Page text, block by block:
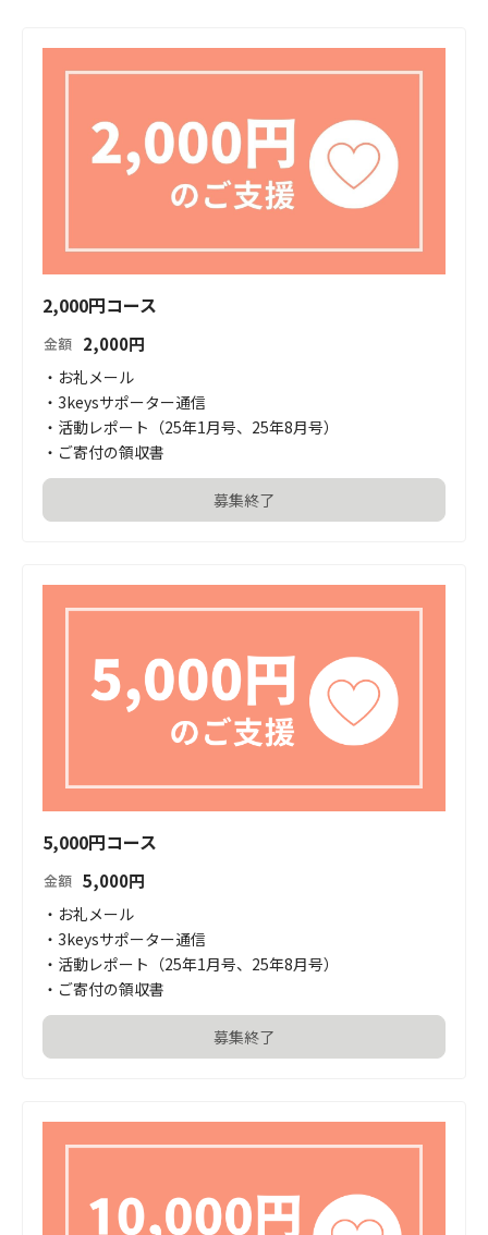
2,000円コース
金額 2,000円
・お礼メール
・3keysサポーター通信
・活動レポート（25年1月号、25年8月号）
・ご寄付の領収書
募集終了
5,000円コース
金額 5,000円
・お礼メール
・3keysサポーター通信
・活動レポート（25年1月号、25年8月号）
・ご寄付の領収書
募集終了